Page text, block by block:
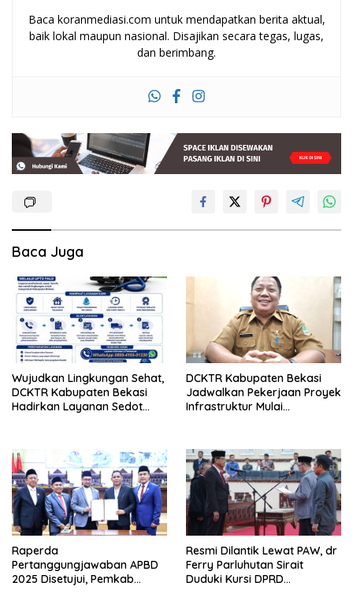
Baca koranmediasi.com untuk mendapatkan berita aktual,
baik lokal maupun nasional. Disajikan secara tegas, lugas,
dan berimbang.
Baca Juga
Wujudkan Lingkungan Sehat,
DCKTR Kabupaten Bekasi
Hadirkan Layanan Sedot
DCKTR Kabupaten Bekasi
Jadwalkan Pekerjaan Proyek
Infrastruktur Mulai
Raperda
Pertanggungjawaban APBD
2025 Disetujui, Pemkab
Resmi Dilantik Lewat PAW, dr
Ferry Parluhutan Sirait
Duduki Kursi DPRD